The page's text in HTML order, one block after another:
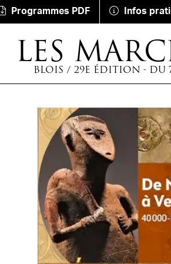
Programmes PDF Infos
LES
BLOIS / 29E ÉDITION - DU